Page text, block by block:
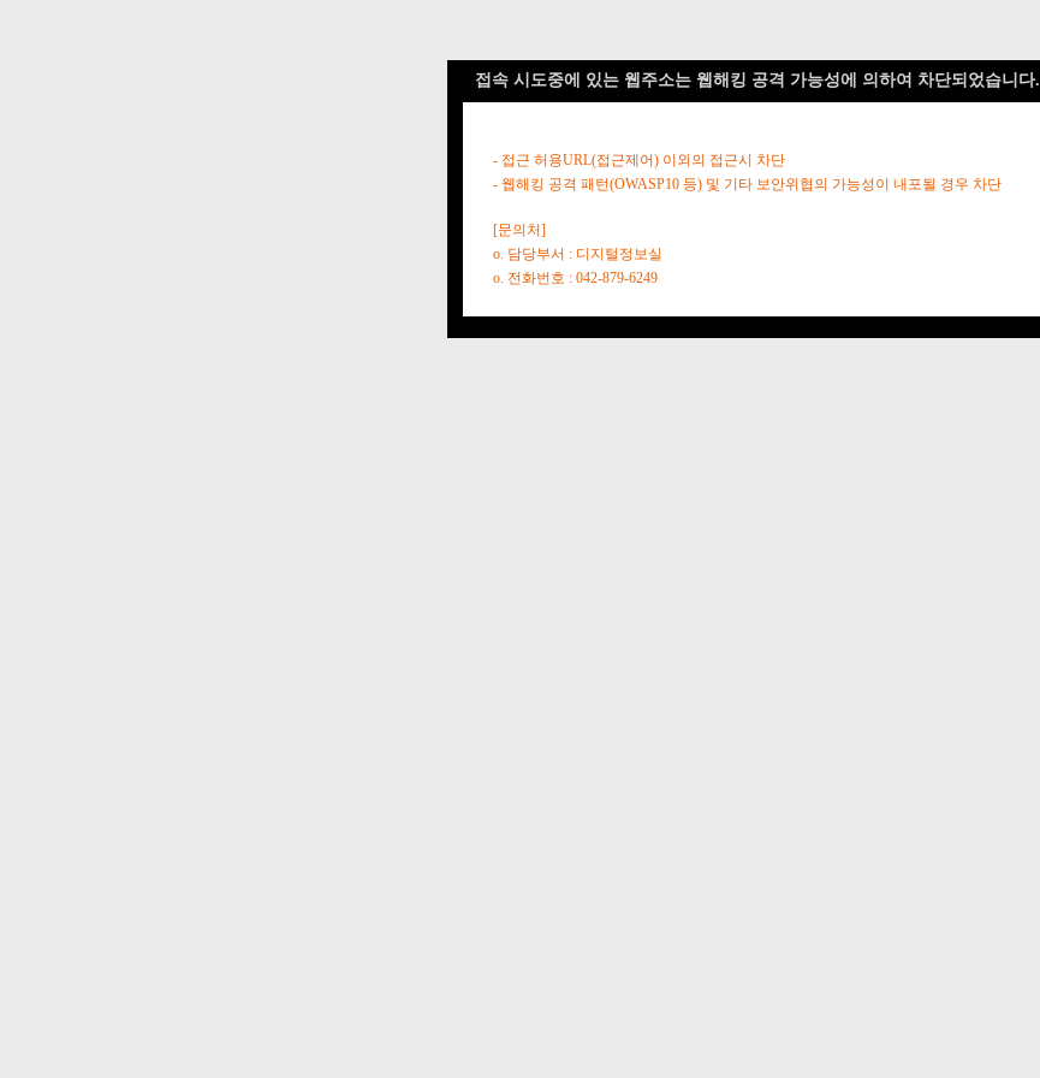
접속 시도중에 있는 웹주소는 웹해킹 공격 가능성에 의하여 차단되었습니다.
- 접근 허용URL(접근제어) 이외의 접근시 차단
- 웹해킹 공격 패턴(OWASP10 등) 및 기타 보안위협의 가능성이 내포될 경우 차단
[문의처]
o. 담당부서 : 디지털정보실
o. 전화번호 : 042-879-6249